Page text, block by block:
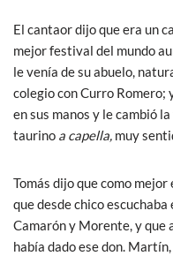
El cantaor dijo que era un
mejor festival del mundo
le venía de su abuelo,
colegio con Curro Romero;
en sus manos y le cambió
taurino a capella, muy
Tomás dijo que como
que desde chico
Camarón y Morente, y que
había dado ese don.